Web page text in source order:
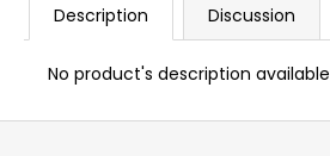
Description Discussion
No product's description available
F